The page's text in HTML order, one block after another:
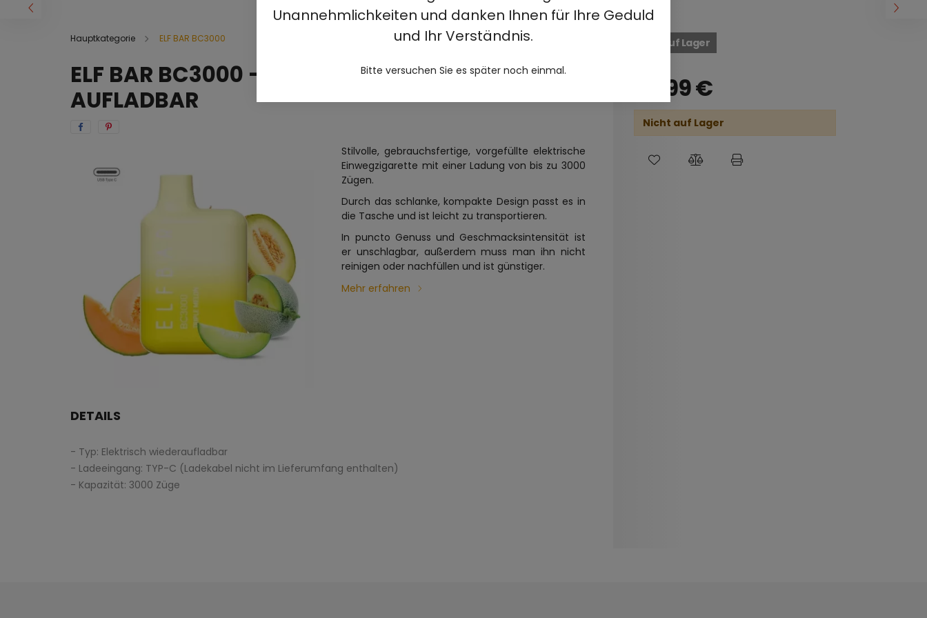
Unannehmlichkeiten und danken Ihnen für Ihre Geduld
und Ihr Verständnis.
Bitte versuchen Sie es später noch einmal.
Hauptkategorie ELF BAR BC3000
ELF BAR BC3000 - TRIPLE MELON 5% -
AUFLADBAR
Stilvolle, gebrauchsfertige, vorgefüllte elektrische
Einwegzigarette mit einer Ladung von bis zu 3000
Zügen.
Durch das schlanke, kompakte Design passt es in
die Tasche und ist leicht zu transportieren.
In puncto Genuss und Geschmacksintensität ist
er unschlagbar, außerdem muss man ihn nicht
reinigen oder nachfüllen und ist günstiger.
Mehr erfahren
Nicht auf Lager
25,99€
Nicht auf Lager
DETAILS
- Typ: Elektrisch wiederaufladbar
- Ladeeingang: TYP-C (Ladekabel nicht im Lieferumfang enthalten)
- Kapazität: 3000 Züge